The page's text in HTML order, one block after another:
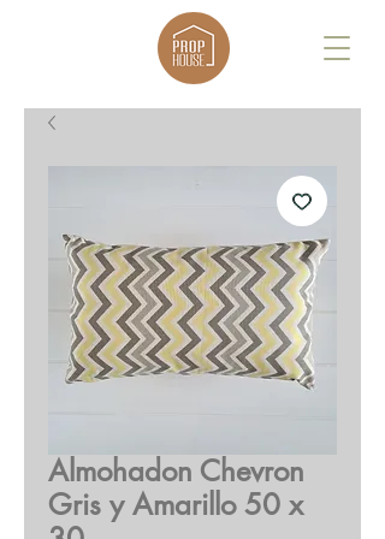
Almohadon Chevron
Gris y Amarillo 50 x